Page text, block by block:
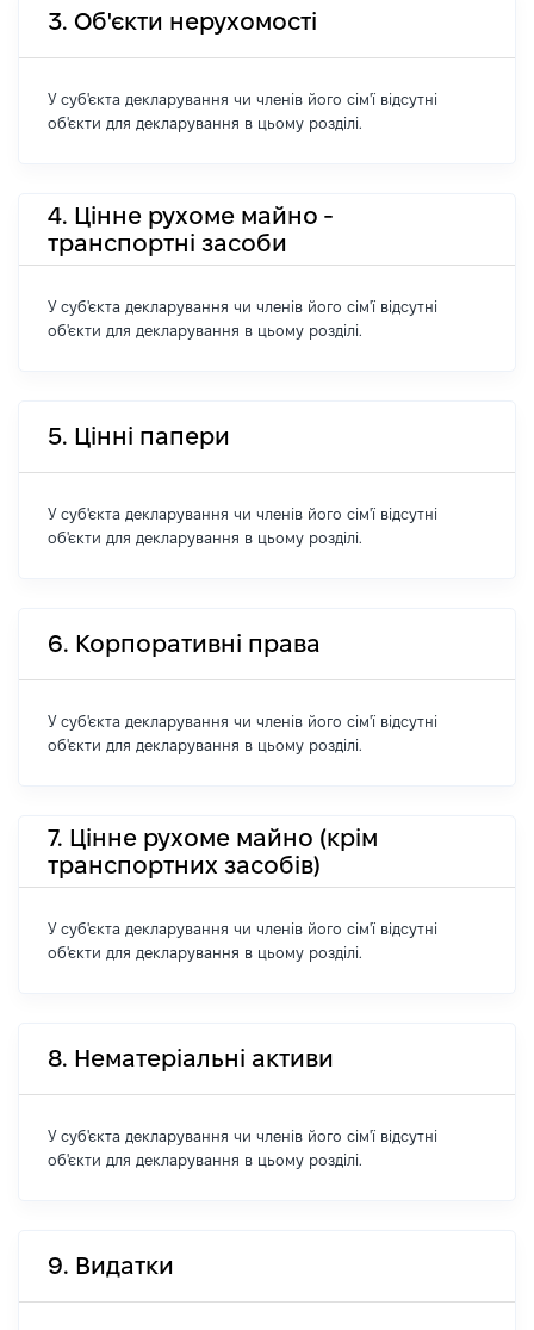
3. Об'єкти нерухомості
У суб'єкта декларування чи членів його сім'ї відсутні
об'єкти для декларування в цьому розділі.
4. Цінне рухоме майно -
транспортні засоби
У суб'єкта декларування чи членів його сім'ї відсутні
об'єкти для декларування в цьому розділі.
5. Цінні папери
У суб'єкта декларування чи членів його сім'ї відсутні
об'єкти для декларування в цьому розділі.
6. Корпоративні права
У суб'єкта декларування чи членів його сім'ї відсутні
об'єкти для декларування в цьому розділі.
7. Цінне рухоме майно (крім
транспортних засобів)
У суб'єкта декларування чи членів його сім'ї відсутні
об'єкти для декларування в цьому розділі.
8. Нематеріальні активи
У суб'єкта декларування чи членів його сім'ї відсутні
об'єкти для декларування в цьому розділі.
9. Видатки